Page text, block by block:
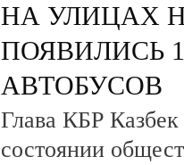
НА УЛИЦАХ
ПОЯВИЛИСЬ
АВТОБУСОВ
Глава КБР
состоянии